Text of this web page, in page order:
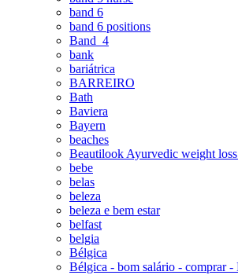
band 6
band 6 positions
Band_4
bank
bariátrica
BARREIRO
Bath
Baviera
Bayern
beaches
Beautilook Ayurvedic weight
bebe
belas
beleza
beleza e bem estar
belfast
belgia
Bélgica
Bélgica - bom salário - comprar -